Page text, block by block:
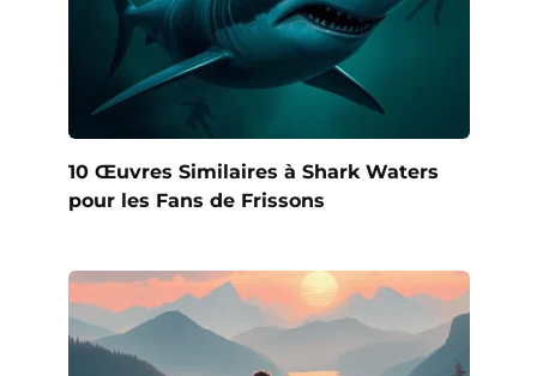
10 Œuvres Similaires à Shark Waters
pour les Fans de Frissons